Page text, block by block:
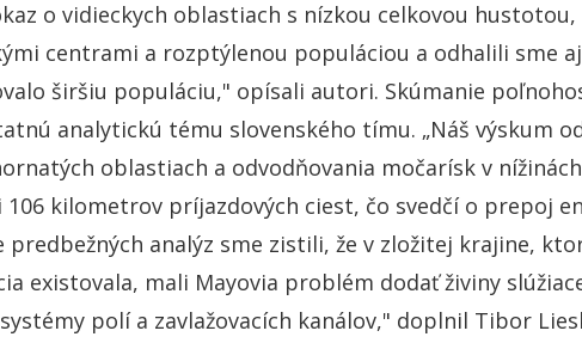
o vidieckych oblastiach s nízkou celkovou
centrami a rozptýlenou populáciou a odhalili sme
širšiu populáciu," opísali autori. Skúmanie
analytickú tému slovenského tímu. „Náš výskum
oblastiach a odvodňovania močarísk v
106 kilometrov príjazdových ciest, čo svedčí o prepoj
predbežných analýz sme zistili, že v zložitej krajine,
existovala, mali Mayovia problém dodať živiny
polí a zavlažovacích kanálov," doplnil Tibor